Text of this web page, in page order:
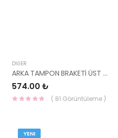
DIĞER
ARKA TAMPON BRAKETİ ÜST SAĞ TUCSON 2016- 86678-D7000-HMC
574.00 ₺
( 81 Görüntüleme )
YENI